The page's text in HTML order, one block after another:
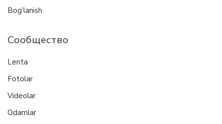
Bog’lanish
Сообщество
Lenta
Fotolar
Videolar
Odamlar